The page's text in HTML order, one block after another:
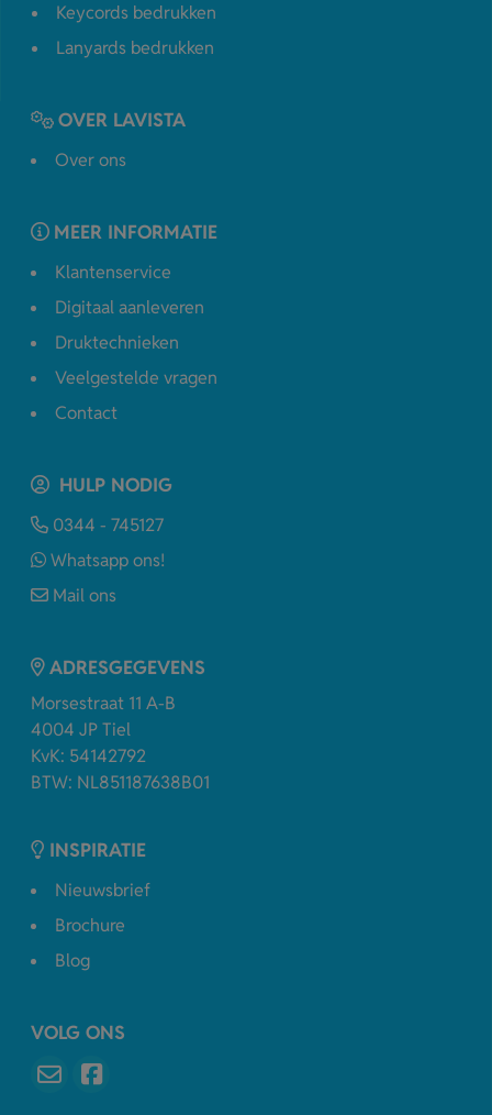
Keycords bedrukken
Lanyards bedrukken
OVER LAVISTA
Over ons
MEER INFORMATIE
Klantenservice
Digitaal aanleveren
Druktechnieken
Veelgestelde vragen
Contact
HULP NODIG
0344 - 745127
Whatsapp ons!
Mail ons
ADRESGEGEVENS
Morsestraat 11 A-B
4004 JP Tiel
KvK: 54142792
BTW: NL851187638B01
INSPIRATIE
Nieuwsbrief
Brochure
Blog
VOLG ONS